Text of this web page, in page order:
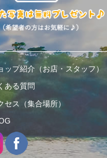
プ紹介（お店・スタッフ）
ある質問
ス（集合場所）